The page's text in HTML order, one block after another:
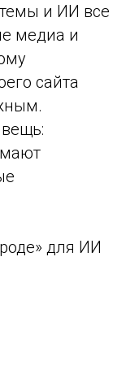
и ИИ все
медиа и
сайта
для ИИ